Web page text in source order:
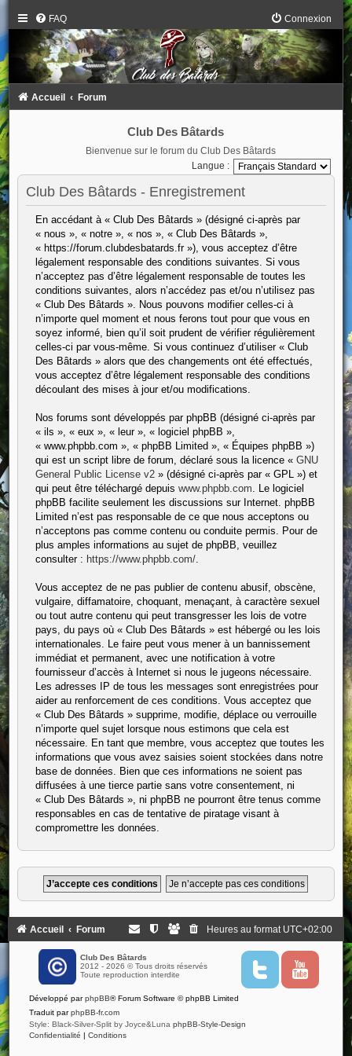
FAQ Connexion
Accueil Forum
Club Des Bâtards
Bienvenue sur le forum du Club Des Bâtards
Langue :
Club Des Bâtards - Enregistrement
En accédant à « Club Des Bâtards » (désigné ci-après par
« nous », « notre », « nos », « Club Des Bâtards »,
« https://forum.clubdesbatards.fr »), vous acceptez d’être
légalement responsable des conditions suivantes. Si vous
n’acceptez pas d’être légalement responsable de toutes les
conditions suivantes, alors n’accédez pas et/ou n’utilisez pas
« Club Des Bâtards ». Nous pouvons modifier celles-ci à
n’importe quel moment et nous ferons tout pour que vous en
soyez informé, bien qu’il soit prudent de vérifier régulièrement
celles-ci par vous-même. Si vous continuez d’utiliser « Club
Des Bâtards » alors que des changements ont été effectués,
vous acceptez d’être légalement responsable des conditions
découlant des mises à jour et/ou modifications.
Nos forums sont développés par phpBB (désigné ci-après par
« ils », « eux », « leur », « logiciel phpBB »,
« www.phpbb.com », « phpBB Limited », « Équipes phpBB »)
qui est un script libre de forum, déclaré sous la licence « GNU
General Public License v2» (désigné ci-après par « GPL ») et
qui peut être téléchargé depuis www.phpbb.com . Le logiciel
phpBB facilite seulement les discussions sur Internet. phpBB
Limited n’est pas responsable de ce que nous acceptons ou
n’acceptons pas comme contenu ou conduite permis. Pour de
plus amples informations au sujet de phpBB, veuillez
consulter : https://www.phpbb.com/.
Vous acceptez de ne pas publier de contenu abusif, obscène,
vulgaire, diffamatoire, choquant, menaçant, à caractère sexuel
ou tout autre contenu qui peut transgresser les lois de votre
pays, du pays où « Club Des Bâtards » est hébergé ou les lois
internationales. Le faire peut vous mener à un bannissement
immédiat et permanent, avec une notification à votre
fournisseur d’accès à Internet si nous le jugeons nécessaire.
Les adresses IP de tous les messages sont enregistrées pour
aider au renforcement de ces conditions. Vous acceptez que
« Club Des Bâtards » supprime, modifie, déplace ou verrouille
n’importe quel sujet lorsque nous estimons que cela est
nécessaire. En tant que membre, vous acceptez que toutes les
informations que vous avez saisies soient stockées dans notre
base de données. Bien que ces informations ne soient pas
diffusées à une tierce partie sans votre consentement, ni
« Club Des Bâtards », ni phpBB ne pourront être tenus comme
responsables en cas de tentative de piratage visant à
compromettre les données.
Accueil Forum Heures au format UTC+02:00
Club Des Bâtards
2012 - 2026 © Tous droits réservés
Toute reproduction interdite
T
i
Y
u
Développé parphpBB® Forum Software © phpBB Limited
Traduit parphpBB-fr.com
Style: Black-Silver-Split by Joyce&Luna phpBB-Style-Design
Confidentialité | Conditions